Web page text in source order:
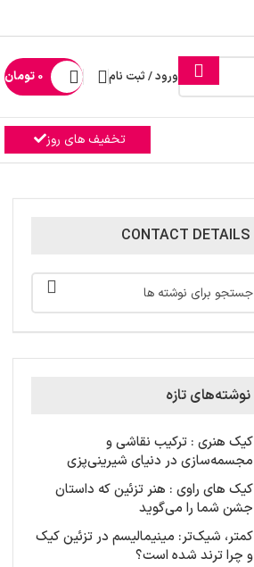
ورود / ثبت نام 0 تومان
تخفیف های روز
CONTACT DETAILS
نوشته‌های تازه
کیک‌ هنری : ترکیب نقاشی و
مجسمه‌سازی در دنیای شیرینی‌پزی
کیک های راوی : هنر تزئین که داستان
جشن شما را می‌گوید
کمتر، شیک‌تر: مینیمالیسم در تزئین کیک
و چرا ترند شده است؟